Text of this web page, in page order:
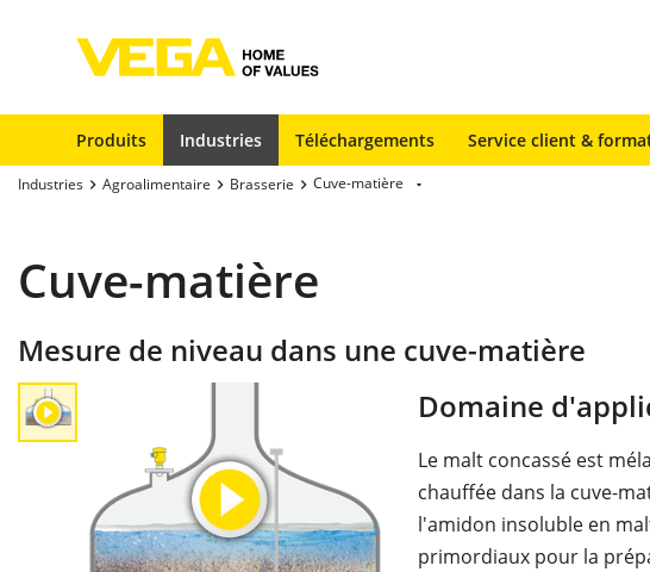
Produits Industries Téléchargements Service client &
Industries Agroalimentaire Brasserie Cuve-matière
Cuve-matière
Mesure de niveau dans une cuve-matière
Domaine
Le malt concassé est
chauffée dans la cuve-
l'amidon insoluble en
primordiaux pour la